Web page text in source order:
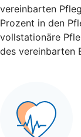
vereinbarten
Prozent in den
vollstationäre
des vereinbarten